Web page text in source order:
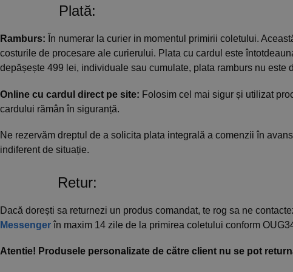
Plată:
Ramburs: În numerar la curier in momentul primirii coletului.
costurile de procesare ale curierului. Plata cu cardul este
depășește 499 lei, individuale sau cumulate, plata ramburs nu este
Online cu cardul direct pe site: Folosim cel mai sigur și utilizat
cardului rămân în siguranță.
Ne rezervăm dreptul de a solicita plata integrală a comenzii în
indiferent de situație.
Retur:
Dacă dorești sa returnezi un produs comandat, te rog sa ne
Messenger în maxim 14 zile de la primirea coletului conform
Atentie! Produsele personalizate de către client nu se pot